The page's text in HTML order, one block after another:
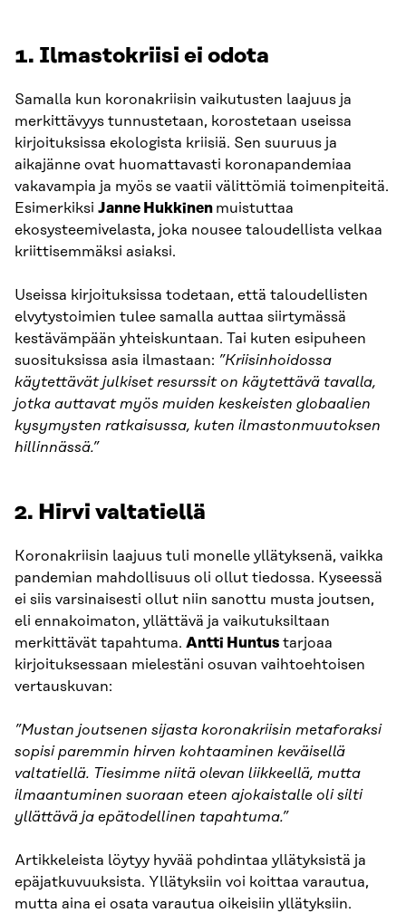
1. Ilmastokriisi ei odota
Samalla kun koronakriisin vaikutusten laajuus ja
merkittävyys tunnustetaan, korostetaan useissa
kirjoituksissa ekologista kriisiä. Sen suuruus ja
aikajänne ovat huomattavasti koronapandemiaa
vakavampia ja myös se vaatii välittömiä toimenpiteitä.
Esimerkiksi Janne Hukkinen muistuttaa
ekosysteemivelasta, joka nousee taloudellista velkaa
kriittisemmäksi asiaksi.
Useissa kirjoituksissa todetaan, että taloudellisten
elvytystoimien tulee samalla auttaa siirtymässä
kestävämpään yhteiskuntaan. Tai kuten esipuheen
suosituksissa asia ilmastaan: ”Kriisinhoidossa
käytettävät julkiset resurssit on käytettävä tavalla,
jotka auttavat myös muiden keskeisten globaalien
kysymysten ratkaisussa, kuten ilmastonmuutoksen
hillinnässä.”
2. Hirvi valtatiellä
Koronakriisin laajuus tuli monelle yllätyksenä, vaikka
pandemian mahdollisuus oli ollut tiedossa. Kyseessä
ei siis varsinaisesti ollut niin sanottu musta joutsen,
eli ennakoimaton, yllättävä ja vaikutuksiltaan
merkittävät tapahtuma. Antti Huntus tarjoaa
kirjoituksessaan mielestäni osuvan vaihtoehtoisen
vertauskuvan:
”Mustan joutsenen sijasta koronakriisin metaforaksi
sopisi paremmin hirven kohtaaminen keväisellä
valtatiellä. Tiesimme niitä olevan liikkeellä, mutta
ilmaantuminen suoraan eteen ajokaistalle oli silti
yllättävä ja epätodellinen tapahtuma.”
Artikkeleista löytyy hyvää pohdintaa yllätyksistä ja
epäjatkuvuuksista. Yllätyksiin voi koittaa varautua,
mutta aina ei osata varautua oikeisiin yllätyksiin.